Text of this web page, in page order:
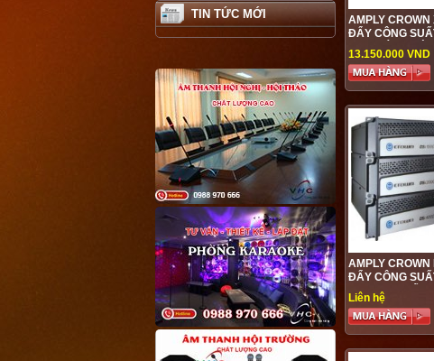
VND
Loa Di ...
14.000.000 VND
TIN TỨC MỚI
AMPLY
ĐẨY CÔNG
2000 DÒNG ĐỜI
THƯƠNG HIỆU
CỰC MỀM
13.150.000 VND
AMPLY CROWN
ĐẨY CÔNG
1000 CAO CẤP,
Liên hệ